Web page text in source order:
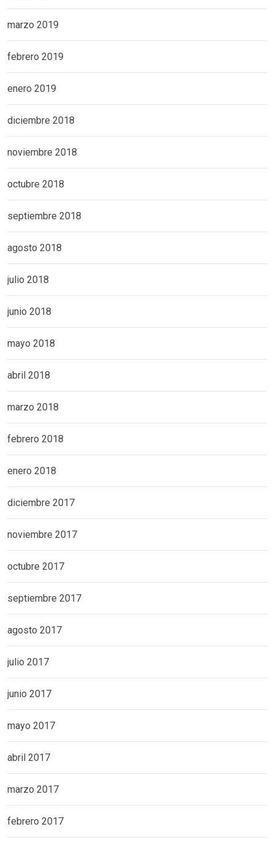
marzo 2019
febrero 2019
enero 2019
diciembre 2018
noviembre 2018
octubre 2018
septiembre 2018
agosto 2018
julio 2018
junio 2018
mayo 2018
abril 2018
marzo 2018
febrero 2018
enero 2018
diciembre 2017
noviembre 2017
octubre 2017
septiembre 2017
agosto 2017
julio 2017
junio 2017
mayo 2017
abril 2017
marzo 2017
febrero 2017